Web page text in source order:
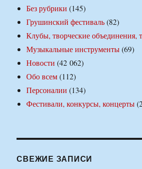
Без рубрики (145)
Грушинский фестиваль(82)
Клубы, творческие объединения,
Музыкальные инструменты(69)
Новости (42 062)
Обо всем(112)
Персоналии (134)
Фестивали, конкурсы, концерты
СВЕЖИЕ ЗАПИСИ